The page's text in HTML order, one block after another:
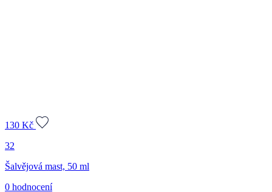
130 Kč
32
Šalvějová mast, 50 ml
0 hodnocení